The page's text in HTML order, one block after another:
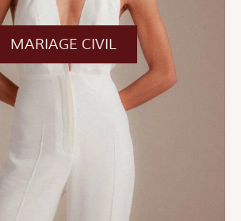
MARIAGE CIVIL